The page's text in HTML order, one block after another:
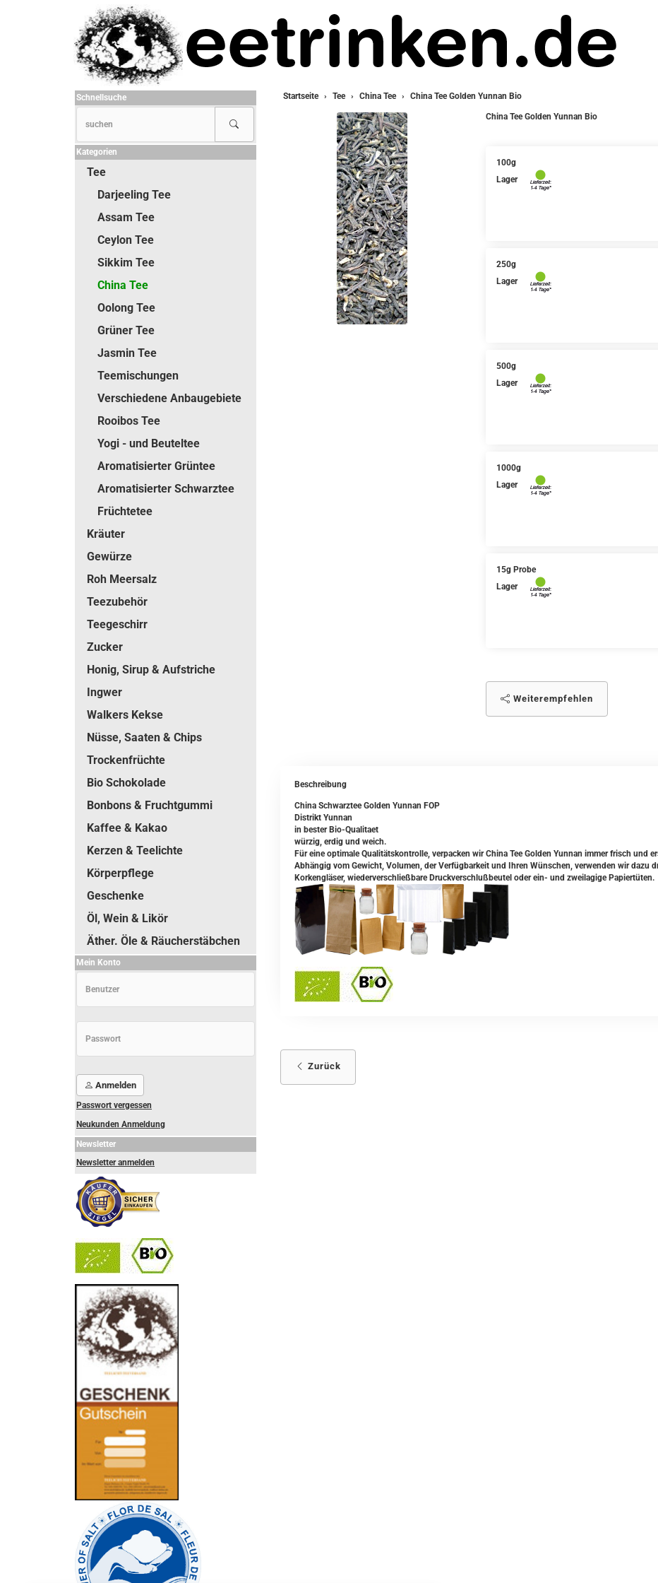
Startseite Tee China Tee China Tee Golden Yunnan Bio
China Tee Golden Yunnan Bio
100g
Lager
250g
Lager
500g
Lager
1000g
Lager
15g Probe
Lager
Weiterempfehlen
Beschreibung
China Schwarztee Golden Yunnan FOP
Distrikt Yunnan
in bester Bio-Qualitaet
würzig, erdig und weich.
Für eine optimale Qualitätskontrolle, verpacken wir China Tee Golden Yunnan immer frisch und
Abhängig vom Gewicht, Volumen, der Verfügbarkeit und Ihren Wünschen, verwenden wir dazu
Korkengläser, wiederverschließbare Druckverschlußbeutel oder ein- und zweilagige Papiertüten.
Zurück
Schnellsuche
Kategorien
Tee
Darjeeling Tee
Assam Tee
Ceylon Tee
Sikkim Tee
China Tee
Oolong Tee
Grüner Tee
Jasmin Tee
Teemischungen
Verschiedene Anbaugebiete
Rooibos Tee
Yogi - und Beuteltee
Aromatisierter Grüntee
Aromatisierter Schwarztee
Früchtetee
Kräuter
Gewürze
Roh Meersalz
Teezubehör
Teegeschirr
Zucker
Honig, Sirup & Aufstriche
Ingwer
Walkers Kekse
Nüsse, Saaten & Chips
Trockenfrüchte
Bio Schokolade
Bonbons & Fruchtgummi
Kaffee & Kakao
Kerzen & Teelichte
Körperpflege
Geschenke
Öl, Wein & Likör
Äther. Öle & Räucherstäbchen
Mein Konto
Anmelden
Passwort vergessen
Neukunden Anmeldung
Newsletter
Newsletter anmelden